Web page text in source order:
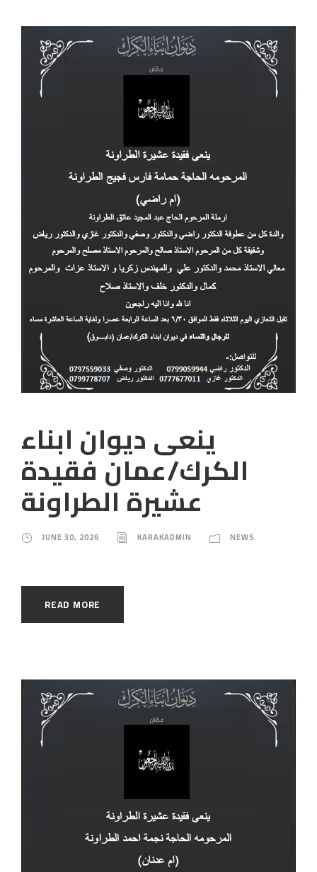
ينعى ديوان ابناء
الكرك/عمان فقيدة
عشيرة الطراونة
JUNE 30, 2026 KARAKADMIN NEWS
READ MORE